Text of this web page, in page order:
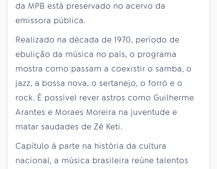
da MPB está preservado no acervo da
emissora pública.
Realizado na década de 1970, período de
ebulição da música no país, o programa
mostra como passam a coexistir o samba, o
jazz, a bossa nova, o sertanejo, o forró e o
rock. É possível rever astros como Guilherme
Arantes e Moraes Moreira na juventude e
matar saudades de Zé Keti.
Capítulo à parte na história da cultura
nacional, a música brasileira reúne talentos